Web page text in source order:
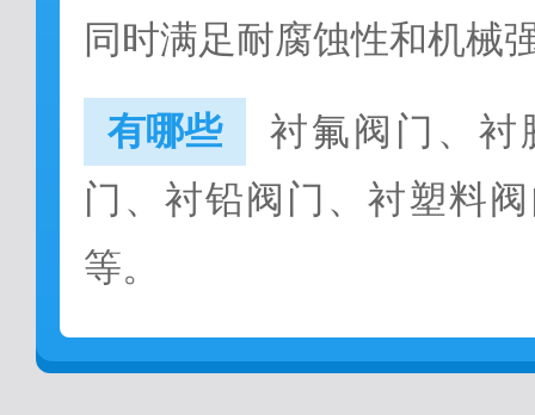
同时满足耐腐蚀性和机械
有哪些
衬氟阀门、衬
门、衬铅阀门、衬塑料
等。